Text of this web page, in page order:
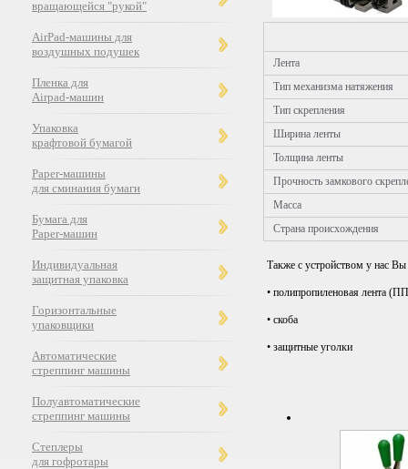
вращающейся "рукой"
AirPad-машины для
воздушных подушек
Пленка для
Airpad-машин
Упаковка
крафтовой бумагой
Paper-машины
для сминания бумаги
Бумага для
Paper-машин
Индивидуальная
защитная упаковка
Горизонтальные
упаковщики
Автоматические
стреппинг машины
Полуавтоматические
стреппинг машины
Степлеры
для гофротары
Лента
Тип механизма натяжения
Тип скрепления
Ширина ленты
Толщина ленты
Прочность замкового
Масса
Страна происхождения
Также с устройством у нас
• полипропиленовая лента
• скоба
• защитные уголки